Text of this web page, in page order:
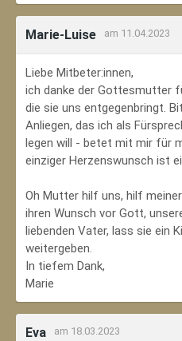
Marie-Luise am 11.04.2023
Liebe Mitbeter:innen,
ich danke der Gottesmutter
die sie uns entgegenbringt.
Anliegen, das ich als
legen will - betet mit mir für
einziger Herzenswunsch ist
Oh Mutter hilf uns, hilf
ihren Wunsch vor Gott,
liebenden Vater, lass sie ein
weitergeben.
In tiefem Dank,
Marie
Eva am 18.03.2023